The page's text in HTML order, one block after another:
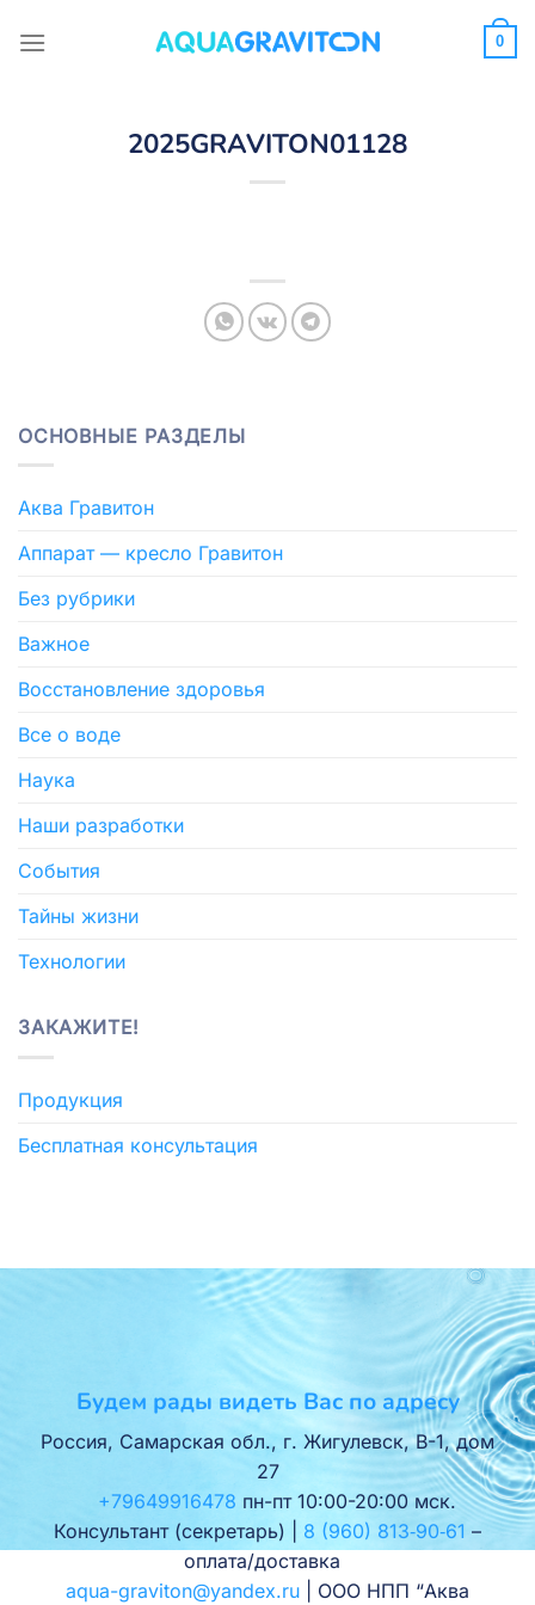
0
2025GRAVITON01128
ОСНОВНЫЕ РАЗДЕЛЫ
Аква Гравитон
Аппарат — кресло Гравитон
Без рубрики
Важное
Восстановление здоровья
Все о воде
Наука
Наши разработки
События
Тайны жизни
Технологии
ЗАКАЖИТЕ!
Продукция
Бесплатная консультация
Будем рады видеть Вас по адресу
Россия, Самарская обл., г. Жигулевск, В-1, дом
27
+79649916478 пн-пт 10:00-20:00 мск.
Консультант (секретарь) | 8 (960) 813‑90‑61 –
оплата/доставка
aqua-graviton@yandex.ru | ООО НПП “Аква